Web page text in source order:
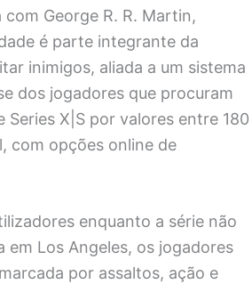
George R. R. Martin,
é parte integrante da
inimigos, aliada a um sistema
dos jogadores que procuram
Series X|S por valores entre 180
com opções online de
enquanto a série não
em Los Angeles, os jogadores
por assaltos, ação e